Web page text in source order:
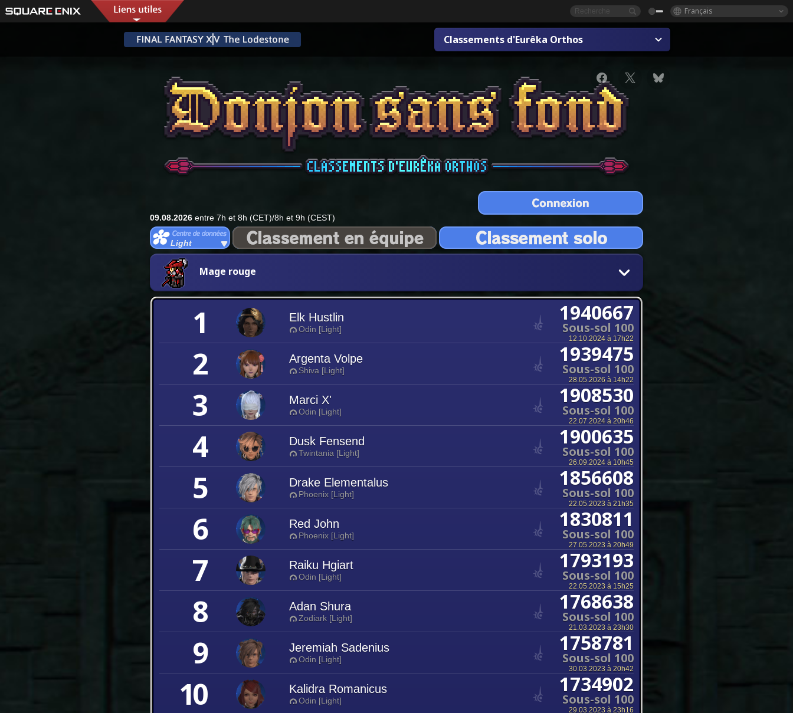
Français
Classements d'Eurêka Orthos
09.08.2026 entre 7h et 8h (CET)/8h et 9h (CEST)
Light
Mage rouge
1 Elk Hustlin
Odin [Light]
1940667
Sous-sol 100
12.10.2024 à 17h22
2 Argenta Volpe
Shiva [Light]
1939475
Sous-sol 100
28.05.2026 à 14h22
3 Marci X'
Odin [Light]
1908530
Sous-sol 100
22.07.2024 à 20h46
4 Dusk Fensend
Twintania [Light]
1900635
Sous-sol 100
26.09.2024 à 10h45
5 Drake Elementalus
Phoenix [Light]
1856608
Sous-sol 100
22.05.2023 à 21h35
6 Red John
Phoenix [Light]
1830811
Sous-sol 100
27.05.2023 à 20h49
7 Raiku Hgiart
Odin [Light]
1793193
Sous-sol 100
22.05.2023 à 15h25
8 Adan Shura
Zodiark [Light]
1768638
Sous-sol 100
21.03.2023 à 23h30
9 Jeremiah Sadenius
Odin [Light]
1758781
Sous-sol 100
30.03.2023 à 20h42
10 Kalidra Romanicus
Odin [Light]
1734902
Sous-sol 100
29.03.2023 à 23h16